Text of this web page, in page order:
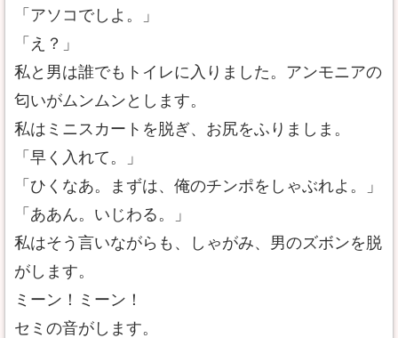
「アソコでしよ。」
「え？」
私と男は誰でもトイレに入りました。アンモニアの
匂いがムンムンとします。
私はミニスカートを脱ぎ、お尻をふりましま。
「早く入れて。」
「ひくなあ。まずは、俺のチンポをしゃぶれよ。」
「ああん。いじわる。」
私はそう言いながらも、しゃがみ、男のズボンを脱
がします。
ミーン！ミーン！
セミの音がします。